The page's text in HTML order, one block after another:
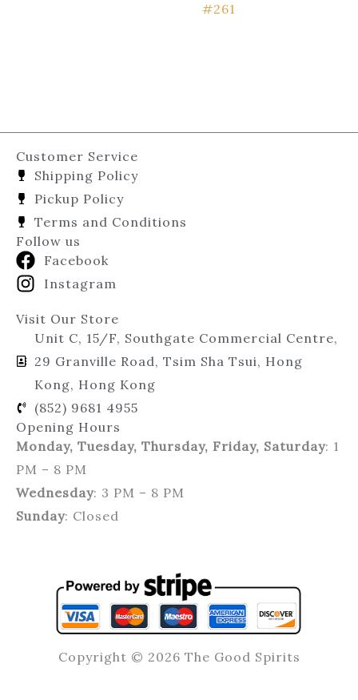
#261
Customer Service
Shipping Policy
Pickup Policy
Terms and Conditions
Follow us
Facebook
Instagram
Visit Our Store
Unit C, 15/F, Southgate Commercial Centre,
29 Granville Road, Tsim Sha Tsui, Hong
Kong, Hong Kong
(852) 9681 4955
Opening Hours
Monday, Tuesday, Thursday, Friday, Saturday: 1
PM – 8 PM
Wednesday: 3 PM – 8 PM
Sunday: Closed
Copyright © 2026 The Good Spirits